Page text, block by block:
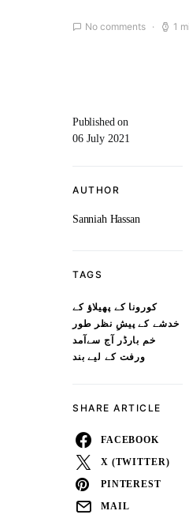
No comments 1
Published on
06 July 2021
AUTHOR
Sanniah Hassan
TAGS
کورونا کے پھیلاؤ کے
خدشے کے پیشِ نظر طور
خم بارڈر آج سےآمد
ورفت کے لیے بند
SHARE ARTICLE
FACEBOOK
X (TWITTER)
PINTEREST
MAIL